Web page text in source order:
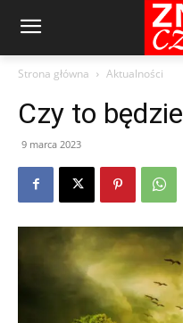
Strona główna Aktualności
Czy to
9 marca 2023